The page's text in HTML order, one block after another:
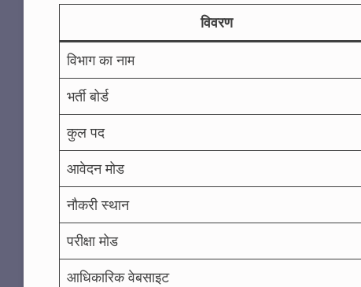
विवरण
विभाग का नाम
भर्ती बोर्ड
कुल पद
आवेदन मोड
नौकरी स्थान
परीक्षा मोड
आधिकारिक वेबसाइट